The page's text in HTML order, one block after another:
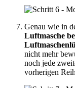
Genau wie in
Luftmasche
nicht mehr
noch jede
vorherigen